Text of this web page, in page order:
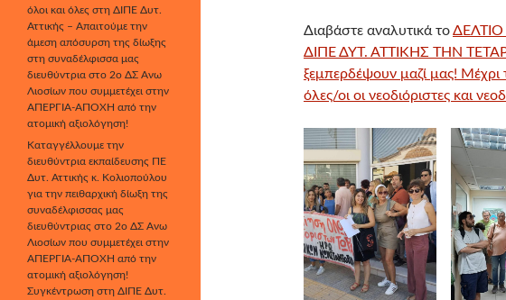
Διαβάστε αναλυτικά το
ΔΙΠΕ ΔΥΤ. ΑΤΤΙΚΗΣ ΤΗΝ
ξεμπερδέψουν μαζί μας!
όλες/οι οι νεοδιόριστες και
όλοι και όλες στη ΔΙΠΕ Δυτ.
Αττικής – Απαιτούμε την
άμεση απόσυρση της δίωξης
στη συναδέλφισσα μας
διευθύντρια στο 2ο ΔΣ Άνω
Λιοσίων που συμμετέχει στην
ΑΠΕΡΓΙΑ-ΑΠΟΧΗ από την
ατομική αξιολόγηση!
Καταγγέλλουμε την
διευθύντρια εκπαίδευσης ΠΕ
Δυτ. Αττικής κ. Κολιοπούλου
για την πειθαρχική δίωξη της
συναδέλφισσας μας
διευθύντριας στο 2ο ΔΣ Άνω
Λιοσίων που συμμετέχει στην
ΑΠΕΡΓΙΑ-ΑΠΟΧΗ από την
ατομική αξιολόγηση!
Συγκέντρωση στη ΔΙΠΕ Δυτ.